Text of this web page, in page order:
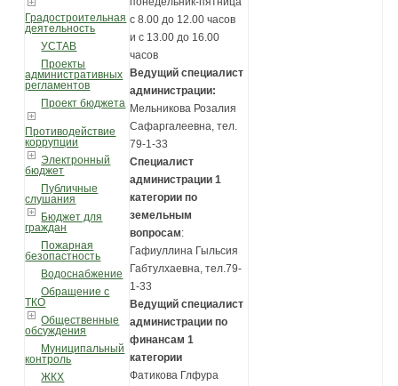
Градостроительная
деятельность
УСТАВ
Проекты
административных
регламентов
Проект бюджета
Противодействие
коррупции
Электронный
бюджет
Публичные
слушания
Бюджет для
граждан
Пожарная
безопастность
Водоснабжение
Обращение с
ТКО
Общественные
обсуждения
Муниципальный
контроль
ЖКХ
с 8.00 до 12.00 часов
и с 13.00 до 16.00
часов
Ведущий специалист
администрации:
Мельникова Розалия
Сафаргалеевна, тел.
79-1-33
Специалист
администрации 1
категории по
земельным
вопросам:
Гафиуллина Гыльсия
Габтулхаевна, тел.79-
1-33
Ведущий специалист
администрации по
финансам 1
категории
Фатикова Глфура